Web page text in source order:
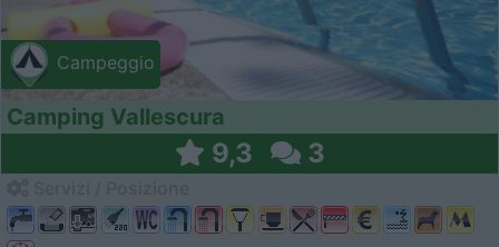
Campeggio
Camping Vallescura
9,3 3